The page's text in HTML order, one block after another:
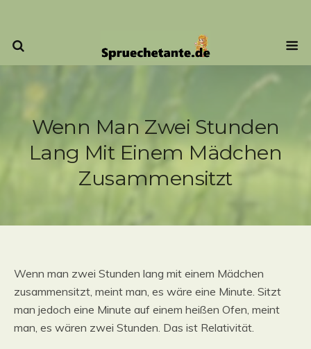
Wenn Man Zwei Stunden
Lang Mit Einem Mädchen
Zusammensitzt
Wenn man zwei Stunden lang mit einem Mädchen
zusammensitzt, meint man, es wäre eine Minute. Sitzt
man jedoch eine Minute auf einem heißen Ofen, meint
man, es wären zwei Stunden. Das ist Relativität.